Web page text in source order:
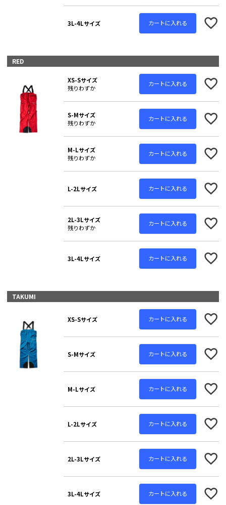
3L-4Lサイズ カートに入れる
RED
XS-Sサイズ
残りわずか
カートに入れる
S-Mサイズ
残りわずか
カートに入れる
M-Lサイズ
残りわずか
カートに入れる
L-2Lサイズ カートに入れる
2L-3Lサイズ
残りわずか
カートに入れる
3L-4Lサイズ カートに入れる
TAKUMI
XS-Sサイズ カートに入れる
S-Mサイズ カートに入れる
M-Lサイズ カートに入れる
L-2Lサイズ カートに入れる
2L-3Lサイズ カートに入れる
3L-4Lサイズ カートに入れる